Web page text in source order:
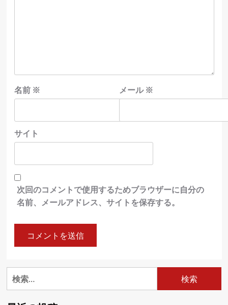
名前 ※ メール ※
サイト
次回のコメントで使用するためブラウザーに自分の
名前、メールアドレス、サイトを保存する。
検
索: